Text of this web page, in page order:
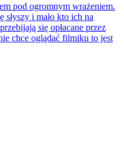
pod ogromnym wrażeniem.
słyszy i mało kto ich na
się opłacane przez
chce oglądać filmiku to jest